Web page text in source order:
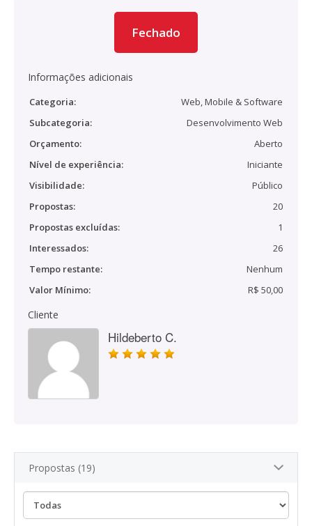
Fechado
Informações adicionais
Categoria:
Web, Mobile & Software
Subcategoria:
Desenvolvimento Web
Orçamento:
Aberto
Nível de experiência:
Iniciante
Visibilidade:
Público
Propostas:
20
Propostas excluídas:
1
Interessados:
26
Tempo restante:
Nenhum
Valor Mínimo:
R$ 50,00
Cliente
Hildeberto C.
Propostas (19)